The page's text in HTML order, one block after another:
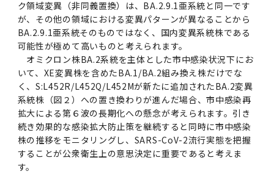
ク領域変異（非同義置換）は、BA.2.9.1亜系統と同一です
が、その他の領域における変異パターンが異なることから
BA.2.9.1亜系統そのものではなく、国内変異系統株である
可能性が極めて高いものと考えられます。
オミクロン株BA.2系統を主体とした市中感染状況下にお
いて、XE変異株を含めたBA.1/BA.2組み換え株だけでな
く、S:L452R/L452Q/L452Mが新たに追加されたBA.2変異
系統株（図２）への置き換わりが進んだ場合、市中感染再
拡大による第６波の長期化への懸念が考えられます。引き
続き効果的な感染拡大防止策を継続すると同時に市中感染
株の推移をモニタリングし、SARS-CoV-2流行実態を把握
することが公衆衛生上の意思決定に重要であると考えま
す。